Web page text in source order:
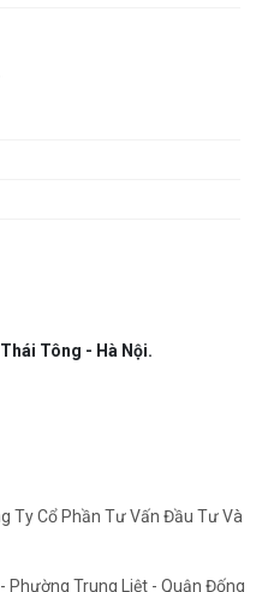
Tông - Hà Nội.
Ty Cổ Phần Tư Vấn Đầu Tư Và
Phường Trung Liệt - Quận Đống